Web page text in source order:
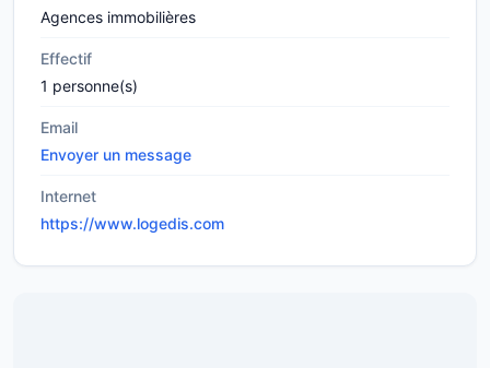
Agences immobilières
Effectif
1 personne(s)
Email
Envoyer un message
Internet
https://www.logedis.com